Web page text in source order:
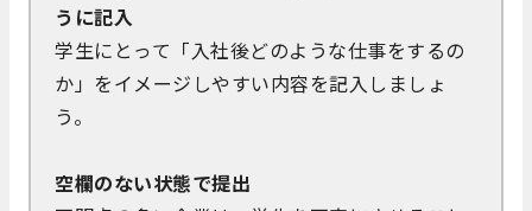
うに記入
学生にとって「入社後どのような仕事をするの
か」をイメージしやすい内容を記入しましょ
う。
空欄のない状態で提出